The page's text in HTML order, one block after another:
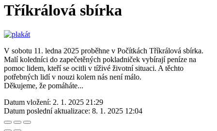
Tříkrálová sbírka
V sobotu 11. ledna 2025 proběhne v Počítkách Tříkrálová sbírka.
Malí koledníci do zapečetěných pokladniček vybírají peníze na
pomoc lidem, kteří se ocitli v tíživé životní situaci. A těchto
potřebných lidí v nouzi kolem nás není málo.
Děkujeme, že pomáháte...
Datum vložení: 2. 1. 2025 21:29
Datum poslední aktualizace: 8. 1. 2025 12:04